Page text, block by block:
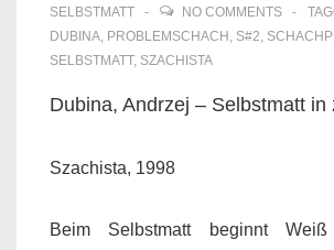
SELBSTMATT
NO COMMENTS
DUBINA, PROBLEMSCHACH , S#2,
SELBSTMATT, SZACHISTA
Dubina, Andrzej – Selbstmatt in
Szachista, 1998
Beim Selbstmatt beginnt